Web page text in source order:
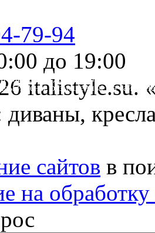
79-94
до 19:00
на то, что данный интернет-сайт
и цены, размещенные на сайте,
italistyle.su.
сайтов в
на